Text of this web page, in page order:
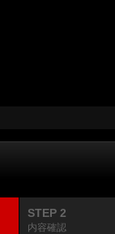
STEP 2
内容確認